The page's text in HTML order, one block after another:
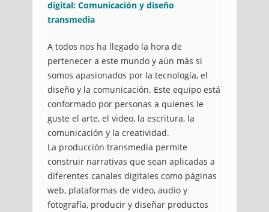
digital: Comunicación y diseño
transmedia
A todos nos ha llegado la hora de
pertenecer a este mundo y aún más si
somos apasionados por la tecnología, el
diseño y la comunicación. Este equipo está
conformado por personas a quienes le
guste el arte, el video, la escritura, la
comunicación y la creatividad.
La producción transmedia permite
construir narrativas que sean aplicadas a
diferentes canales digitales como páginas
web, plataformas de video, audio y
fotografía, producir y diseñar productos